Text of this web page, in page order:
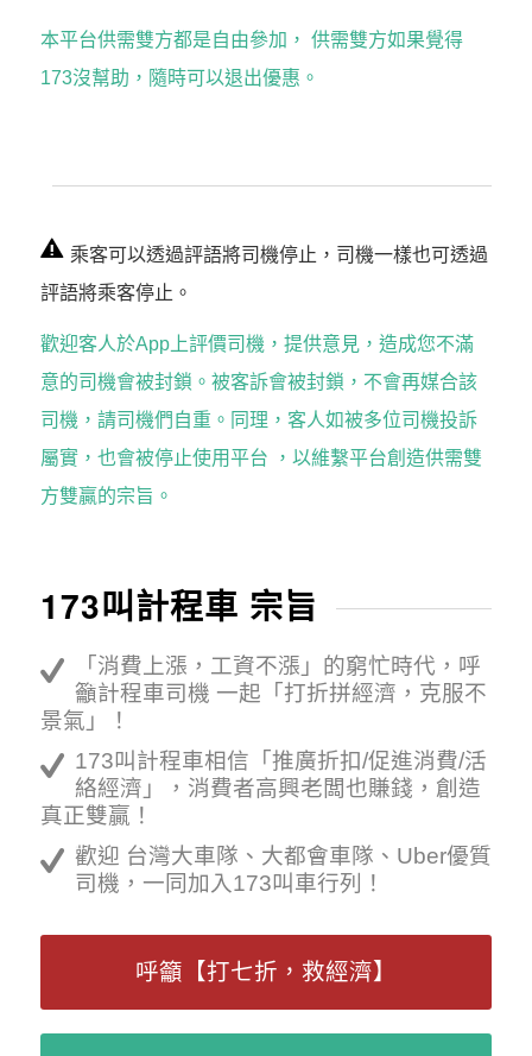
本平台供需雙方都是自由參加， 供需雙方如果覺得
173沒幫助，隨時可以退出優惠。
乘客可以透過評語將司機停止，司機一樣也可透過
評語將乘客停止。
歡迎客人於App上評價司機，提供意見，造成您不滿
意的司機會被封鎖。被客訴會被封鎖，不會再媒合該
司機，請司機們自重。同理，客人如被多位司機投訴
屬實，也會被停止使用平台 ，以維繫平台創造供需雙
方雙贏的宗旨。
173叫計程車 宗旨
「消費上漲，工資不漲」的窮忙時代，呼
籲計程車司機 一起「打折拼經濟，克服不
景氣」！
173叫計程車相信「推廣折扣/促進消費/活
絡經濟」，消費者高興老闆也賺錢，創造
真正雙贏！
歡迎 台灣大車隊、大都會車隊、Uber優質
司機，一同加入173叫車行列！
呼籲【打七折，救經濟】